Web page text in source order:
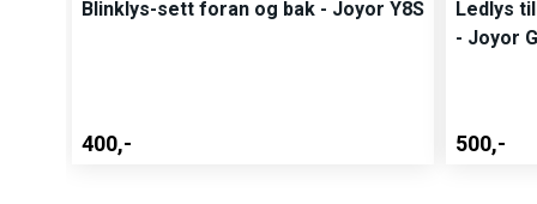
Blinklys-sett foran og bak - Joyor Y8S
400,-
Ledlys
- Joyor
500,-